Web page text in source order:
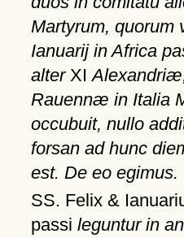
Martyrum, quorum
Ianuarij in Africa
alterXI
Rauennæ in Italia
occubuit, nullo
forsan ad hunc
est. De eo egimus.
SS. Felix &
passi leguntur in